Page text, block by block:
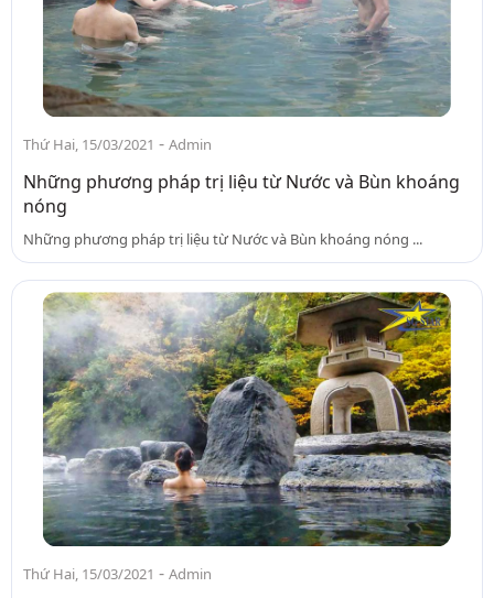
Thứ Hai, 15/03/2021 - Admin
Những phương pháp trị liệu từ Nước và Bùn khoáng
nóng
Những phương pháp trị liệu từ Nước và Bùn khoáng nóng ...
Thứ Hai, 15/03/2021 - Admin